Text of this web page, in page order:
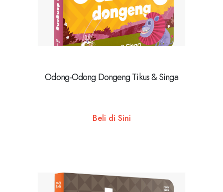
Odong-Odong Dongeng Tikus & Singa
Beli di Sini